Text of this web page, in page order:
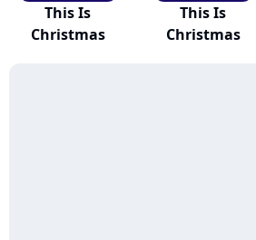
This Is
Christmas
This Is
Christmas